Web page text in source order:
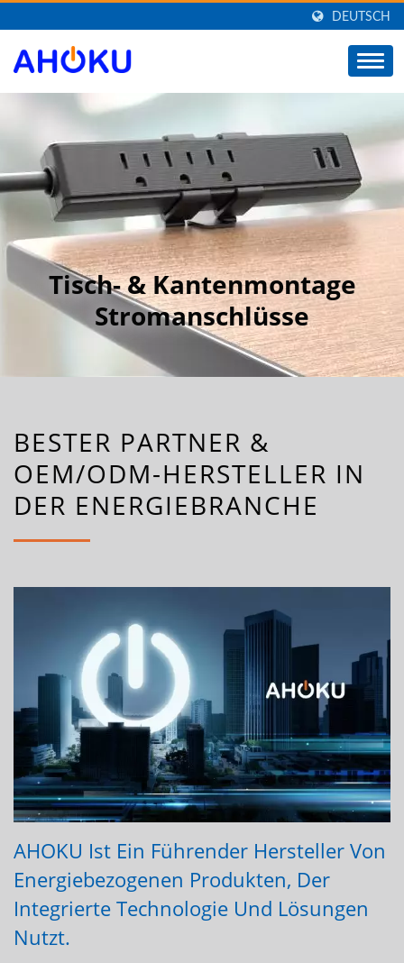
DEUTSCH
Tisch- & Kantenmontage
Stromanschlüsse
BESTER PARTNER &
OEM/ODM-HERSTELLER IN
DER ENERGIEBRANCHE
AHOKU Ist Ein Führender Hersteller Von
Energiebezogenen Produkten, Der
Integrierte Technologie Und Lösungen
Nutzt.